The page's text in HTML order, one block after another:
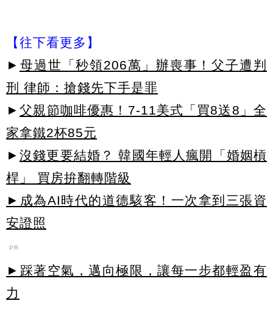
【往下看更多】
► 母過世「秒領206萬」辦喪事！父子遭判
刑 律師：搶錢先下手是罪
► 父親節咖啡優惠！7-11美式「買8送8」全
家拿鐵2杯85元
► 沒錢更要結婚？ 韓國年輕人瘋開「婚姻槓
桿」 買房拚翻轉階級
►成為AI時代的道德駭客！一次拿到三張資
安證照
PR
►踩著空氣，邁向極限，讓每一步都輕盈有
力